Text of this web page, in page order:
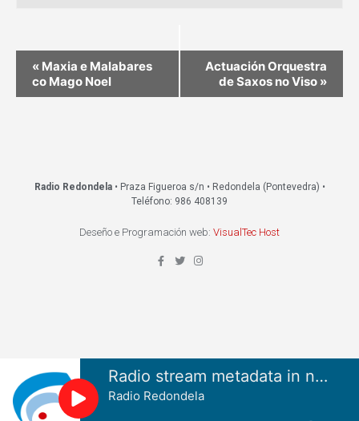
« Maxia e Malabares
co Mago Noel
Actuación Orquestra
de Saxos no Viso »
Radio Redondela• Praza Figueroa s/n • Redondela (Pontevedra) •
Teléfono: 986 408139
Deseño e Programación web: VisualTec Host
Radio stream metadata in not available.
Radio Redondela